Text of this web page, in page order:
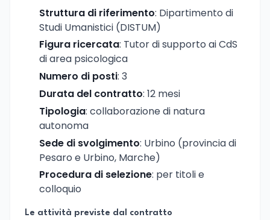
Struttura di riferimento: Dipartimento di
Studi Umanistici (DISTUM)
Figura ricercata: Tutor di supporto ai CdS
di area psicologica
Numero di posti: 3
Durata del contratto: 12 mesi
Tipologia: collaborazione di natura
autonoma
Sede di svolgimento: Urbino (provincia di
Pesaro e Urbino, Marche)
Procedura di selezione: per titoli e
colloquio
Le attività previste dal contratto